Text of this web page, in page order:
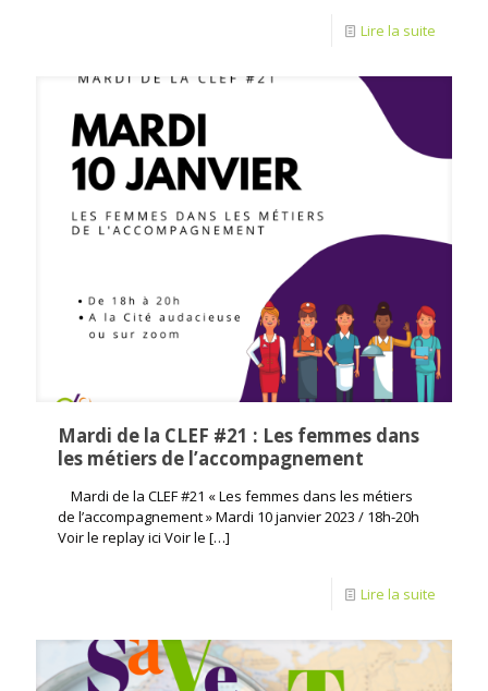
Lire la suite
Mardi de la CLEF #21 : Les femmes dans
les métiers de l’accompagnement
Mardi de la CLEF #21 « Les femmes dans les métiers
de l’accompagnement » Mardi 10 janvier 2023 / 18h-20h
Voir le replay ici Voir le […]
Lire la suite